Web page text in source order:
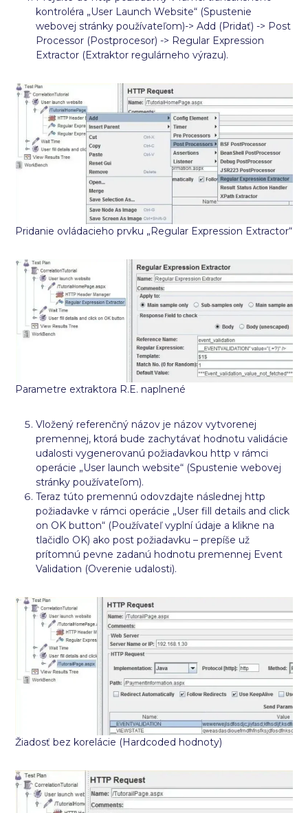
kontroléra „User Launch Website“ (Spustenie
webovej stránky používateľom)-> Add (Pridať) -> Post
Processor (Postprocesor) -> Regular Expression
Extractor (Extraktor regulárneho výrazu).
Pridanie ovládacieho prvku „Regular Expression Extractor“
Parametre extraktora R.E. naplnené
Vložený referenčný názov je názov vytvorenej
premennej, ktorá bude zachytávať hodnotu validácie
udalosti vygenerovanú požiadavkou http v rámci
operácie „User launch website“ (Spustenie webovej
stránky používateľom).
Teraz túto premennú odovzdajte následnej http
požiadavke v rámci operácie „User fill details and click
on OK button“ (Používateľ vyplní údaje a klikne na
tlačidlo OK) ako post požiadavku – prepíše už
prítomnú pevne zadanú hodnotu premennej Event
Validation (Overenie udalosti).
Žiadosť bez korelácie (Hardcoded hodnoty)